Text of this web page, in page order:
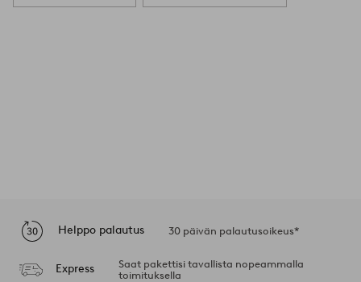
Helppo palautus 30 päivän palautusoikeus*
Express
Saat pakettisi tavallista nopeammalla
toimituksella